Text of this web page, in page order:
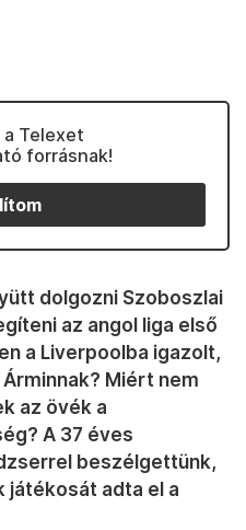
Telexet
forrásnak!
dolgozni Szoboszlai
az angol liga első
a Liverpoolba igazolt,
Miért nem
az övék a
A 37 éves
beszélgettünk,
játékosát adta el a